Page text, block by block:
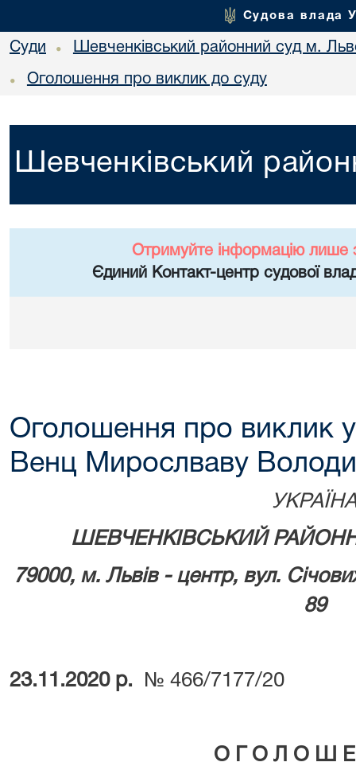
Судова влада
Суди • Шевченківський районний суд м.
• Оголошення про виклик до суду
Шевченківський
Отримуйте інформацію лише
Єдиний Контакт-центр судової
Оголошення про виклик у
Венц Мирослваву
ШЕВЧЕНКІВСЬКИЙ
79000, м. Львів - центр, вул.
89
23.11.2020 р. № 466/7177/20
О Г О Л О Ш